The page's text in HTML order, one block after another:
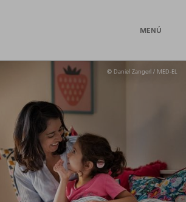
MENÚ
© Daniel Zangerl / MED-EL